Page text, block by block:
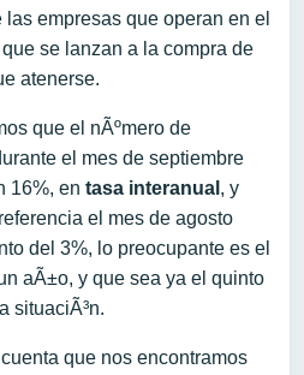
empresas que operan en el
se lanzan a la compra de
atenerse.
que el nÃºmero de
el mes de septiembre
16%, en tasa interanual , y
el mes de agosto
del 3%, lo preocupante es el
aÃ±o, y que sea ya el quinto
situaciÃ³n.
que nos encontramos